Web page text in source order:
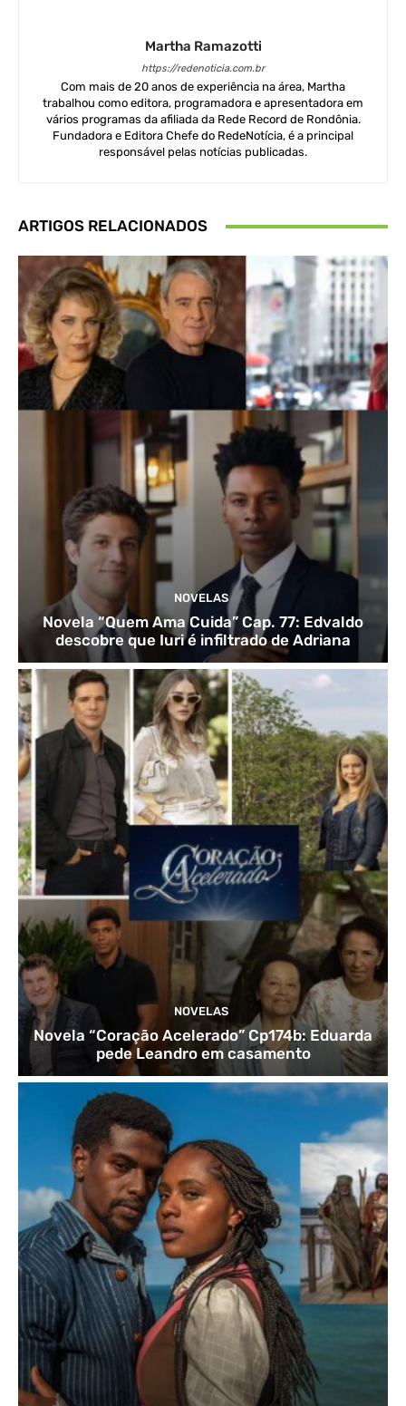
Martha Ramazotti
https://redenoticia.com.br
Com mais de 20 anos de experiência na área, Martha
trabalhou como editora, programadora e apresentadora em
vários programas da afiliada da Rede Record de Rondônia.
Fundadora e Editora Chefe do RedeNotícia, é a principal
responsável pelas notícias publicadas.
ARTIGOS RELACIONADOS
NOVELAS
Novela “Quem Ama Cuida” Cap. 77: Edvaldo
descobre que Iuri é infiltrado de Adriana
NOVELAS
Novela “Coração Acelerado” Cp174b: Eduarda
pede Leandro em casamento